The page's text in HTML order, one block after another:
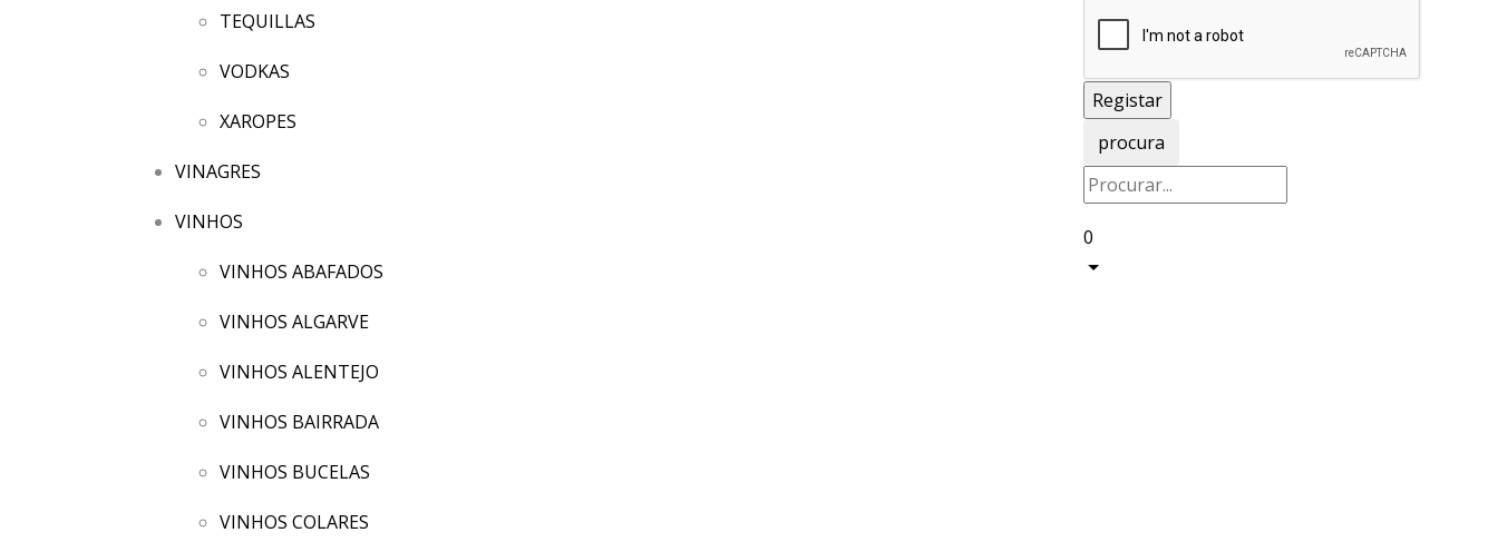
TEQUILLAS
VODKAS
XAROPES
VINAGRES
VINHOS
VINHOS ABAFADOS
VINHOS ALGARVE
VINHOS ALENTEJO
VINHOS BAIRRADA
VINHOS BUCELAS
VINHOS COLARES
procura
0